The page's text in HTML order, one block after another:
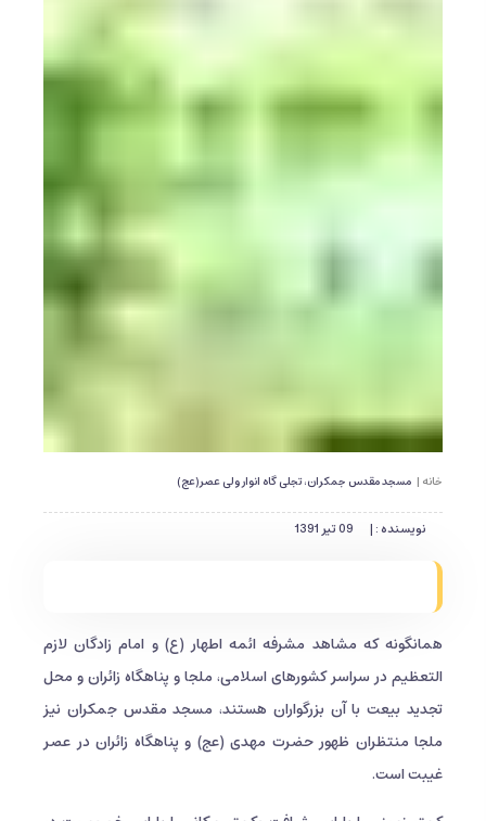
خانه | مسجد مقدس جمکران، تجلی گاه انوار ولی عصر(عج)
نویسنده : | 09 تیر 1391
همانگونه که مشاهد مشرفه ائمه اطهار (ع) و امام زادگان لازم
التعظیم در سراسر کشورهای اسلامی، ملجا و پناهگاه زائران و محل
تجدید بیعت با آن بزرگواران هستند، مسجد مقدس جمکران نیز
ملجا منتظران ظهور حضرت مهدی (عج) و پناهگاه زائران در عصر
غیبت است.